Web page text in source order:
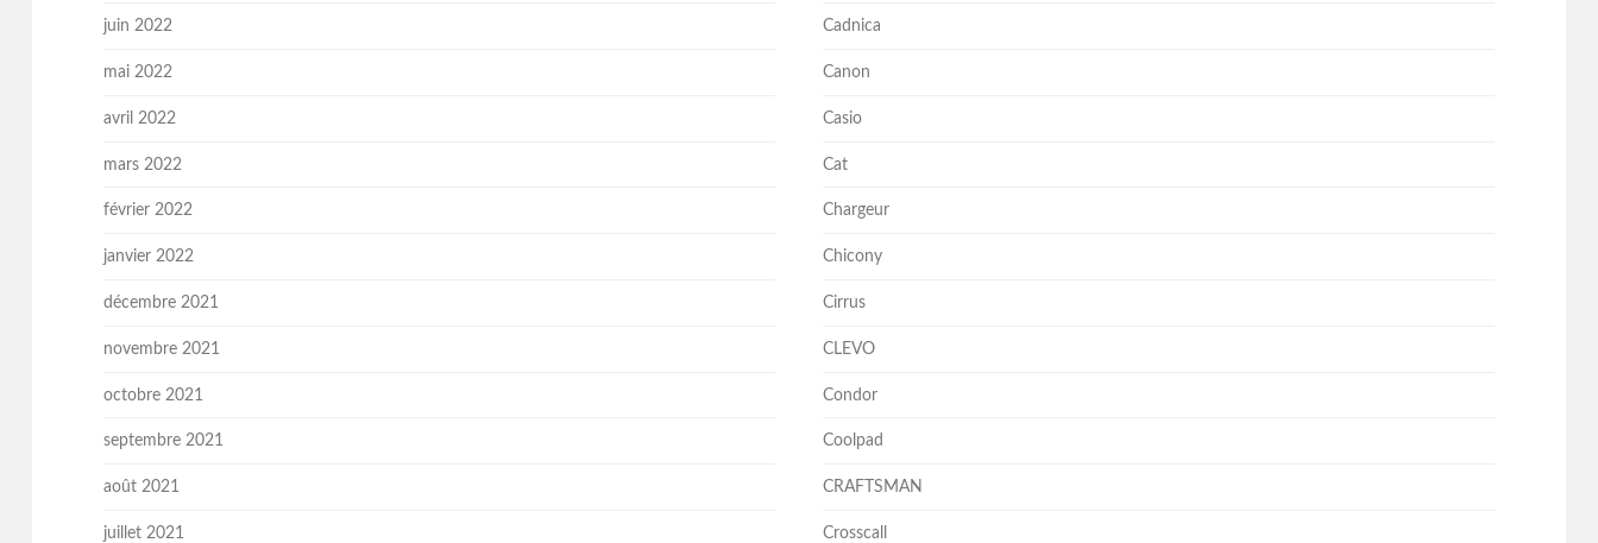
juin 2022
mai 2022
avril 2022
mars 2022
février 2022
janvier 2022
décembre 2021
novembre 2021
octobre 2021
septembre 2021
août 2021
juillet 2021
Cadnica
Canon
Casio
Cat
Chargeur
Chicony
Cirrus
CLEVO
Condor
Coolpad
CRAFTSMAN
Crosscall